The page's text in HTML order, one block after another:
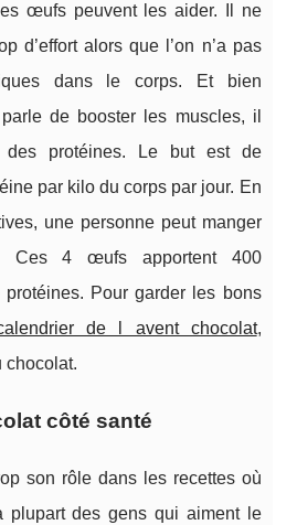
œufs peuvent les aider. Il ne
d’effort alors que l’on n’a pas
dans le corps. Et bien
de booster les muscles, il
des protéines. Le but est de
par kilo du corps par jour. En
une personne peut manger
Ces 4 œufs apportent 400
Pour garder les bons
de l avent chocolat,
chocolat.
côté santé
son rôle dans les recettes où
plupart des gens qui aiment le